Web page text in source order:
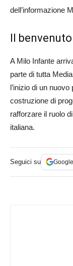
dell’informazione
Il
A Milo Infante
parte di tutta
l’inizio di un
costruzione di
rafforzare il ruolo
italiana.
Seguici su Google